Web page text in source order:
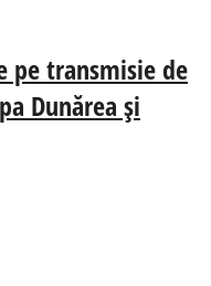
pe transmisie de
Dunărea și